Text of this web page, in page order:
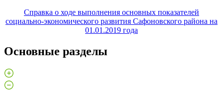
Справка о ходе выполнения основных показателей
социально-экономического развития Сафоновского района на
01.01.2019 года
Основные разделы